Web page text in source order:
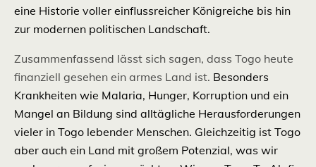
eine Historie voller einflussreicher Königreiche bis hin
zur modernen politischen Landschaft.
Zusammenfassend lässt sich sagen, dass Togo heute
finanziell gesehen ein armes Land ist. Besonders
Krankheiten wie Malaria, Hunger, Korruption und ein
Mangel an Bildung sind alltägliche Herausforderungen
vieler in Togo lebender Menschen. Gleichzeitig ist Togo
aber auch ein Land mit großem Potenzial, was wir